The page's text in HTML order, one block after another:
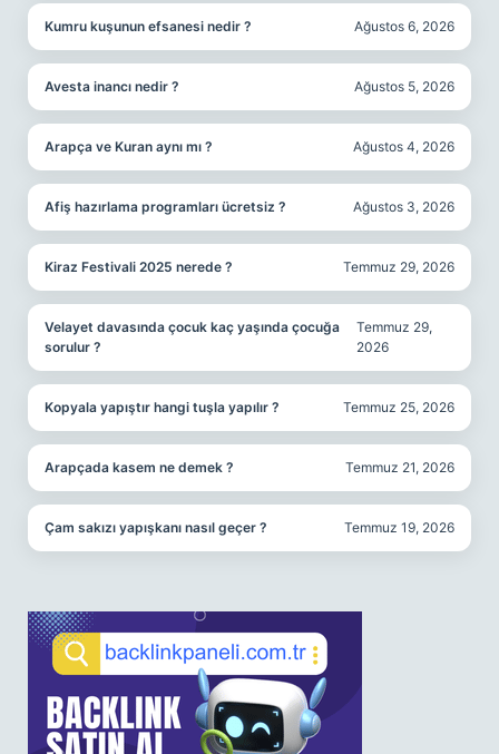
Kumru kuşunun efsanesi nedir ? Ağustos 6, 2026
Avesta inancı nedir ? Ağustos 5, 2026
Arapça ve Kuran aynı mı ? Ağustos 4, 2026
Afiş hazırlama programları ücretsiz ? Ağustos 3, 2026
Kiraz Festivali 2025 nerede ? Temmuz 29, 2026
Velayet davasında çocuk kaç yaşında çocuğa
sorulur ?
Temmuz 29,
2026
Kopyala yapıştır hangi tuşla yapılır ? Temmuz 25, 2026
Arapçada kasem ne demek ? Temmuz 21, 2026
Çam sakızı yapışkanı nasıl geçer ? Temmuz 19, 2026